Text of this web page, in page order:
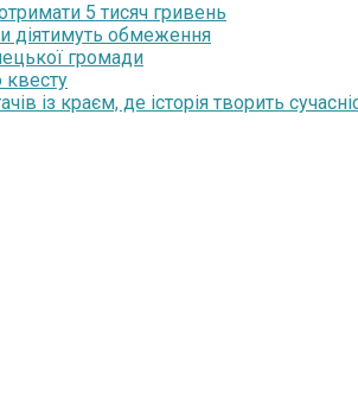
5 тисяч гривень
діятимуть обмеження
громади
квесту
із краєм, де історія творить